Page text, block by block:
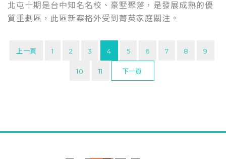
北屯十期是台中知名名校、豪墅聚落，是發展成熟的優
質重劃區，此區新案格外受到菁英家庭關注。
上一頁 1 2 3 4 5 6 7 8 9
10 11 下一頁